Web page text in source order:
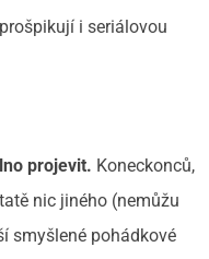
i seriálovou
projevit. Koneckonců,
nic jiného (nemůžu
smyšlené pohádkové